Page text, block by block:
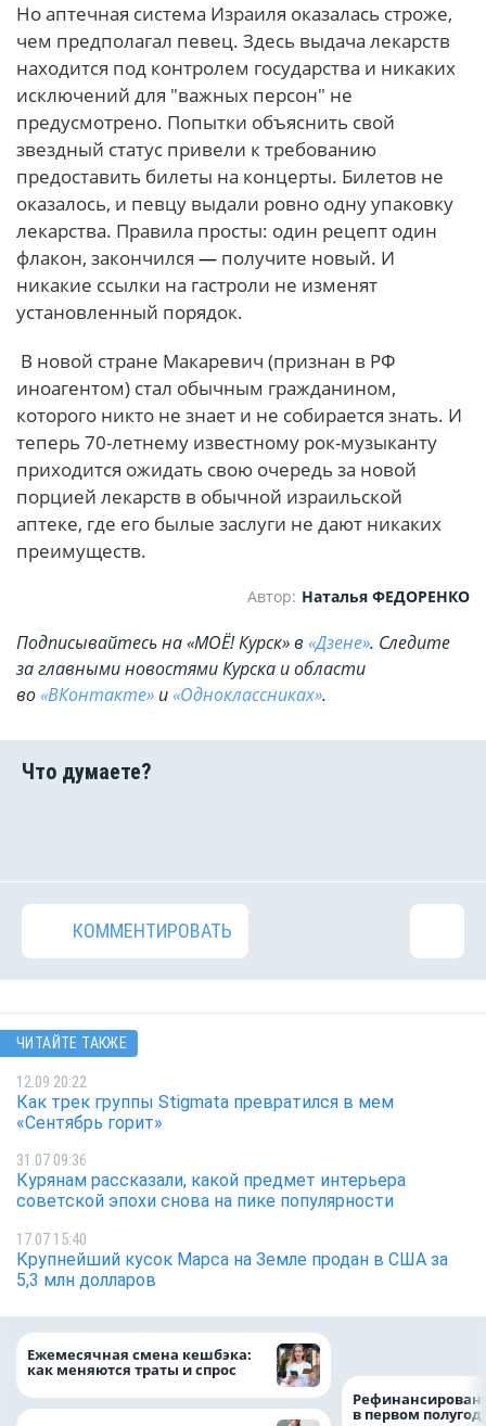
Но аптечная система Израиля оказалась строже,
чем предполагал певец. Здесь выдача лекарств
находится под контролем государства и никаких
исключений для "важных персон" не
предусмотрено. Попытки объяснить свой
звездный статус привели к требованию
предоставить билеты на концерты. Билетов не
оказалось, и певцу выдали ровно одну упаковку
лекарства. Правила просты: один рецепт один
флакон, закончился — получите новый. И
никакие ссылки на гастроли не изменят
установленный порядок.
В новой стране Макаревич (признан в РФ
иноагентом) стал обычным гражданином,
которого никто не знает и не собирается знать. И
теперь 70-летнему известному рок-музыканту
приходится ожидать свою очередь за новой
порцией лекарств в обычной израильской
аптеке, где его былые заслуги не дают никаких
преимуществ.
Автор: Наталья ФЕДОРЕНКО
Подписывайтесь на «МОЁ! Курск» в «Дзене». Cледите
за главными новостями Курска и области
во«ВКонтакте» и«Одноклассниках».
КОММЕНТИРОВАТЬ
ЧИТАЙТЕ ТАКЖЕ
12.09 20:22
Как трек группы Stigmata превратился в мем
«Сентябрь горит»
31.07 09:36
Курянам рассказали, какой предмет интерьера
советской эпохи снова на пике популярности
17.07 15:40
Крупнейший кусок Марса на Земле продан в США за
5,3 млн долларов
Ежемесячная смена кешбэка:
как меняются траты и спрос
в первом